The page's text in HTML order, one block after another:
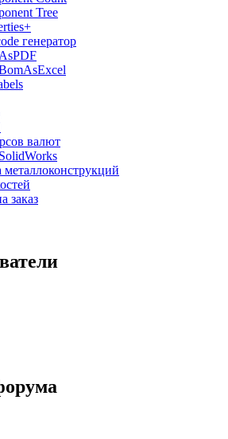
Tree
генератор
валют
металлоконструкций
заказ